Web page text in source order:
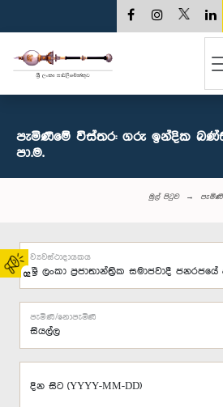
02
පැමිණීමේ විස්තර: ගරු ඉන්දික
පා.ම.
මුල් පිටුව
ව්‍යවස්ථාදායකය
පැමිණි/නොපැමිණි
දින සිට (YYYY-MM-DD)